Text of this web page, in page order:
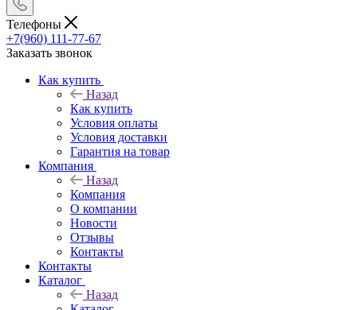
Телефоны
+7(960) 111-77-67
Заказать звонок
Как купить
Назад
Как купить
Условия оплаты
Условия доставки
Гарантия на товар
Компания
Назад
Компания
О компании
Новости
Отзывы
Контакты
Контакты
Каталог
Назад